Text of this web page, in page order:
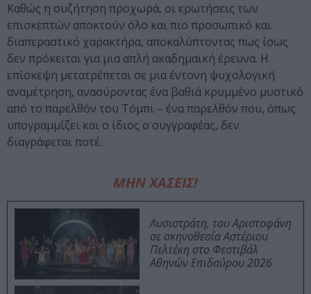
Καθώς η συζήτηση προχωρά, οι ερωτήσεις των
επισκεπτών αποκτούν όλο και πιο προσωπικό και
διαπεραστικό χαρακτήρα, αποκαλύπτοντας πως ίσως
δεν πρόκειται για μια απλή ακαδημαϊκή έρευνα. Η
επίσκεψη μετατρέπεται σε μια έντονη ψυχολογική
αναμέτρηση, ανασύροντας ένα βαθιά κρυμμένο μυστικό
από το παρελθόν του Τόμπι – ένα παρελθόν που, όπως
υπογραμμίζει και ο ίδιος ο συγγραφέας, δεν
διαγράφεται ποτέ.
ΜΗΝ ΧΑΣΕΙΣ!
Λυσιστράτη, του Αριστοφάνη
σε σκηνοθεσία Αστέριου
Πελτέκη στο Φεστιβάλ
Αθηνών Επιδαύρου 2026